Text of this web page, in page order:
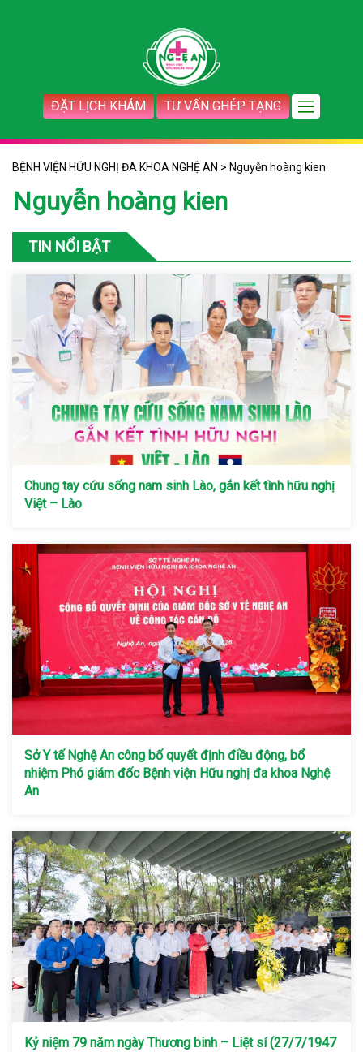
ĐẶT LỊCH KHÁM TƯ VẤN GHÉP TẠNG
BỆNH VIỆN HỮU NGHỊ ĐA KHOA NGHỆ AN > Nguyễn hoàng kien
Nguyễn hoàng kien
TIN NỔI BẬT
Chung tay cứu sống nam sinh Lào, gắn kết tình hữu nghị
Việt – Lào
Sở Y tế Nghệ An công bố quyết định điều động, bổ
nhiệm Phó giám đốc Bệnh viện Hữu nghị đa khoa Nghệ
An
Kỷ niệm 79 năm ngày Thương binh – Liệt sí (27/7/1947